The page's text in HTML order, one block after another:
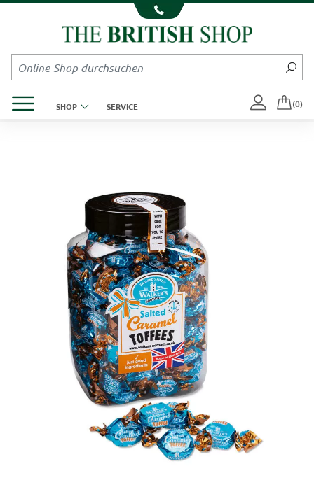
Kompletten Head der Seite überspringen
SHOP SERVICE (0)